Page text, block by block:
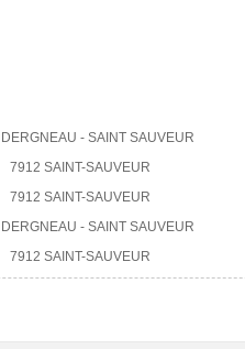
- SAINT SAUVEUR
7912 SAINT-SAUVEUR
7912 SAINT-SAUVEUR
- SAINT SAUVEUR
7912 SAINT-SAUVEUR